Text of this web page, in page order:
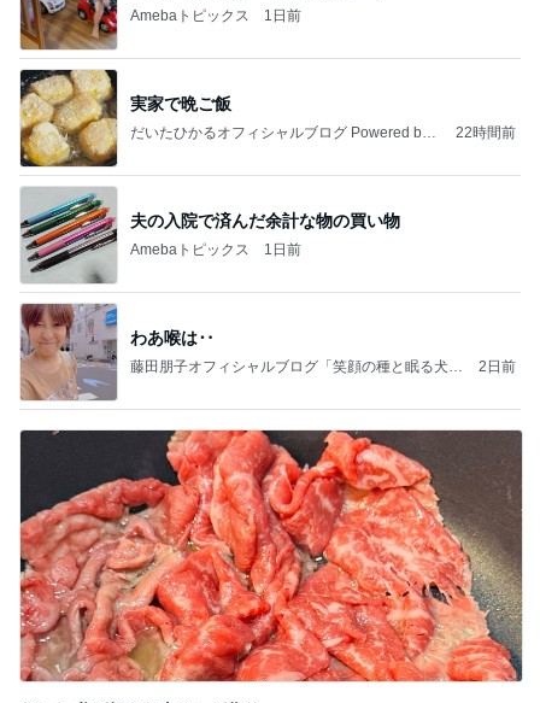
Amebaトピックス 1日前
実家で晩ご飯
だいたひかるオフィシャルブログ Powered by
22時間前
夫の入院で済んだ余計な物の買い物
Amebaトピックス 1日前
わあ喉は‥
藤田朋子オフィシャルブログ「笑顔の種と眠る犬」
2日前